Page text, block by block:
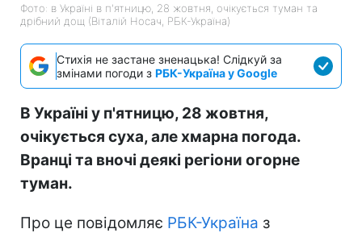
Фото: в Україні в п'ятницю, 28 жовтня, очікується туман та
дрібний дощ (Віталій Носач, РБК-Україна)
Стихія не застане зненацька! Слідкуй за
змінами погоди з РБК-Україна у Google
В Україні у п'ятницю, 28 жовтня,
очікується суха, але хмарна погода.
Вранці та вночі деякі регіони огорне
туман.
Про це повідомляє РБК-Україна з